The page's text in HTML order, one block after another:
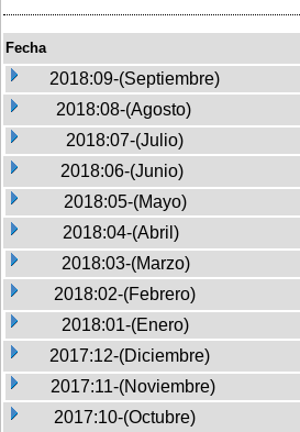
Fecha
2018:09-(Septiembre)
2018:08-(Agosto)
2018:07-(Julio)
2018:06-(Junio)
2018:05-(Mayo)
2018:04-(Abril)
2018:03-(Marzo)
2018:02-(Febrero)
2018:01-(Enero)
2017:12-(Diciembre)
2017:11-(Noviembre)
2017:10-(Octubre)